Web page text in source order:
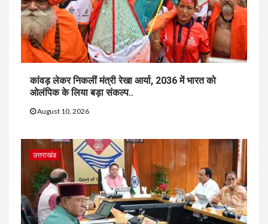
कांवड़ लेकर निकलीं मंत्री रेखा आर्या, 2036 में भारत को
ओलंपिक के लिया बड़ा संकल्प..
August 10, 2026
उत्तराखंड